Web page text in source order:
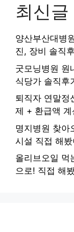
최신글
양산부산대병
진, 장비 솔직
굿모닝병원 원
식당가 솔직후
퇴직자 연말정
제 + 환급액
명지병원 찾아
시설 직접 해봤
올리브오일 먹
으로! 직접 해